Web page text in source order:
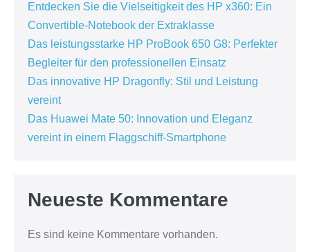
Entdecken Sie die Vielseitigkeit des HP x360: Ein
Convertible-Notebook der Extraklasse
Das leistungsstarke HP ProBook 650 G8: Perfekter
Begleiter für den professionellen Einsatz
Das innovative HP Dragonfly: Stil und Leistung
vereint
Das Huawei Mate 50: Innovation und Eleganz
vereint in einem Flaggschiff-Smartphone
Neueste Kommentare
Es sind keine Kommentare vorhanden.